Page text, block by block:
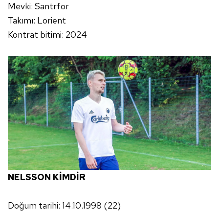
Mevki: Santrfor
Takımı: Lorient
Kontrat bitimi: 2024
NELSSON KİMDİR
Doğum tarihi: 14.10.1998 (22)